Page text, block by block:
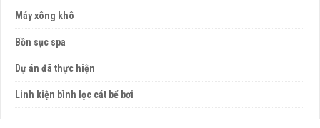
Máy xông khô
Bồn sục spa
Dự án đã thực hiện
Linh kiện bình lọc cát bể bơi